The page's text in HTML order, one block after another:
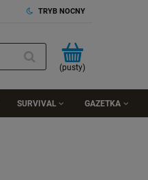
TRYB NOCNY
(pusty)
SURVIVAL GAZETKA